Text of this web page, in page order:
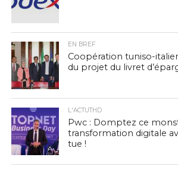
EN BREF
Coopération tuniso-
du projet du livret
L'ACTUTHD
Pwc : Domptez ce
transformation digitale
tue !